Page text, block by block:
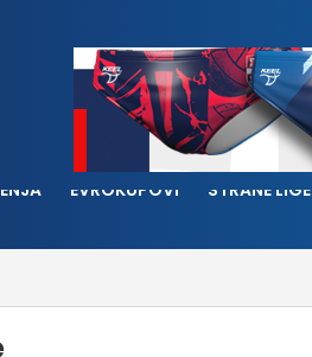
EVROKUPOVI STRANE LIGE